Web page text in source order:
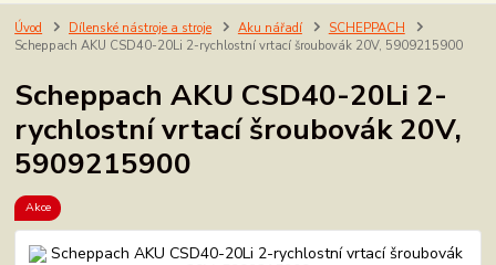
Úvod Dílenské nástroje a stroje Aku nářadí
SCHEPPACH
Scheppach AKU CSD40-20Li 2-rychlostní vrtací šroubovák 20V, 5909215900
Scheppach AKU CSD40-20Li 2-
rychlostní vrtací šroubovák 20V,
5909215900
Akce